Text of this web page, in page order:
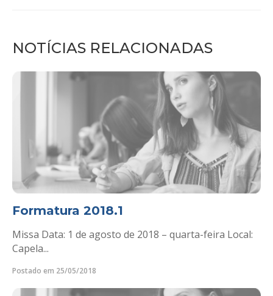
NOTÍCIAS RELACIONADAS
Formatura 2018.1
Missa Data: 1 de agosto de 2018 – quarta-feira Local:
Capela...
Postado em 25/05/2018